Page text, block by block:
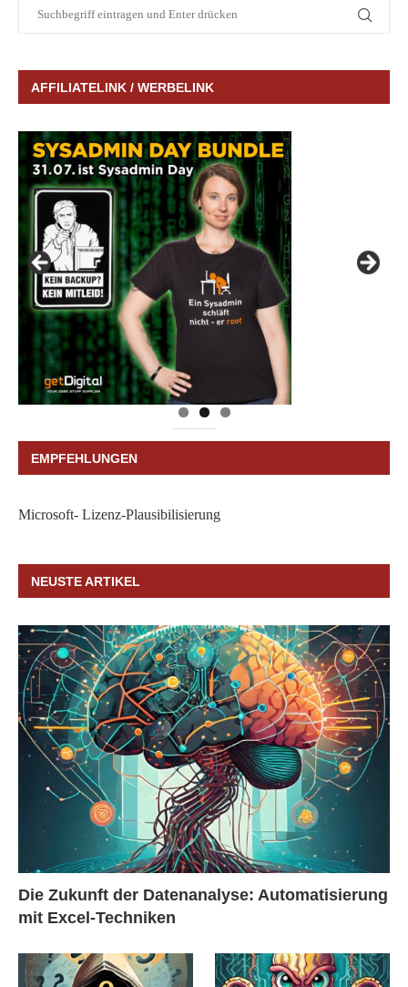
AFFILIATELINK / WERBELINK
EMPFEHLUNGEN
Microsoft- Lizenz-Plausibilisierung
NEUSTE ARTIKEL
Die Zukunft der Datenanalyse: Automatisierung
mit Excel-Techniken